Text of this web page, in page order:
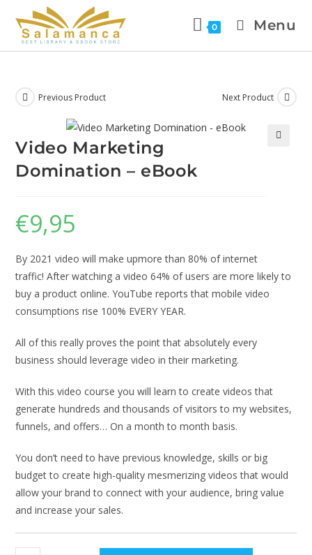
0 Menu
Previous Product Next Product
Video Marketing
Domination – eBook
€9,95
By 2021 video will make upmore than 80% of internet
traffic! After watching a video 64% of users are more likely to
buy a product online. YouTube reports that mobile video
consumptions rise 100% EVERY YEAR.
All of this really proves the point that absolutely every
business should leverage video in their marketing.
With this video course you will learn to create videos that
generate hundreds and thousands of visitors to my websites,
funnels, and offers… On a month to month basis.
You don’t need to have previous knowledge, skills or big
budget to create high-quality mesmerizing videos that would
allow your brand to connect with your audience, bring value
and increase your sales.